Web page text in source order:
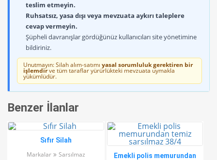
teslim etmeyin.
Ruhsatsız, yasa dışı veya mevzuata aykırı taleplere
cevap vermeyin.
Şüpheli davranışlar gördüğünüz kullanıcıları site yönetimine
bildiriniz.
Unutmayın: Silah alım-satımı yasal sorumluluk gerektiren bir
işlemdirve tüm taraflar yürürlükteki mevzuata uymakla
yükümlüdür.
Benzer İlanlar
Sıfır Silah
Markalar
Sarsılmaz
Emekli polis memurundan